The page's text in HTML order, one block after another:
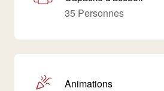
35 Personnes
Animations